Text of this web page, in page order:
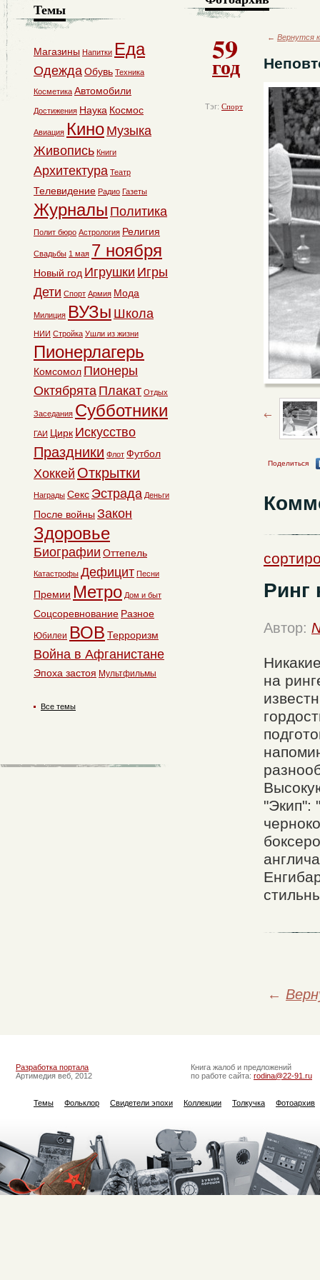
59
год
Тэг: Спорт
← Вернутся
Поделиться
Ринг
Автор:
на
"Экип":
←
Темы
Магазины Напитки Еда
ОдеждаОбувь Техника
Косметика Автомобили
Достижения Наука Космос
Авиация Кино Музыка
Живопись Книги
Архитектура Театр
Телевидение Радио Газеты
Журналы Политика
Полит бюро Астрология Религия
Свадьбы 1 мая 7 ноября
Новый год Игрушки Игры
Дети Спорт Армия Мода
Милиция ВУЗы Школа
НИИ Стройка Ушли из жизни
Пионерлагерь
Комсомол Пионеры
Октябрята Плакат Отдых
Заседания Субботники
ГАИ Цирк Искусство
Праздники Флот Футбол
Хоккей Открытки
Награды Секс Эстрада Деньги
После войны Закон
Здоровье
Биографии Оттепель
Катастрофы Дефицит Песни
Премии Метро Дом и быт
Соцсоревнование Разное
Юбилеи ВОВ Терроризм
Война в Афганистане
Эпоха застоя Мультфильмы
Все темы
Разработка портала
Артимедия веб, 2012
Книга жалоб и предложений
по работе сайта: rodina@22-91.ru
Темы Фольклор Свидетели эпохи Коллекции Толкучка Фотоархив